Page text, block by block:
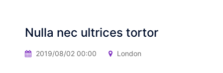
Nulla nec ultrices tortor
2019/08/02 00:00 London